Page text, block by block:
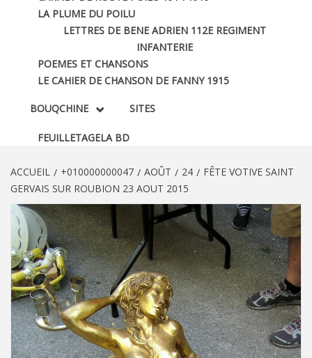
LA PLUME DU POILU
LETTRES DE BENE ADRIEN 112E REGIMENT
INFANTERIE
POEMES ET CHANSONS
LE CAHIER DE CHANSON DE FANNY 1915
BOUQCHINE
FEUILLETAGELA BD
SITES
ACCUEIL +010000000047 AOÛT 24
FÊTE VOTIVE SAINT
GERVAIS SUR ROUBION 23 AOUT 2015